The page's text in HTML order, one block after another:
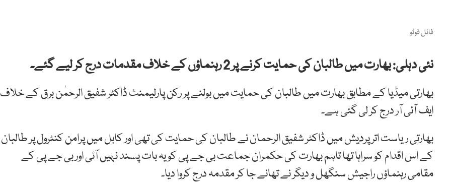
فائل فوٹو
نئی دہلی: بھارت میں طالبان کی حمایت کرنے پر 2 رہنماؤں کے خلاف مقدمات درج کر لیے گئے۔
بھارتی میڈیا کے مطابق بھارت میں طالبان کی حمایت میں بولنے پر رکن پارلیمنٹ ڈاکٹر شفیق الرحمٰن برق کے خلاف
ایف آئی آر درج کر لی گئی ہے۔
بھارتی ریاست اترپردیش میں ڈاکٹر شفیق الرحمان نے طالبان کی حمایت کی تھی اور کابل میں پرامن کنٹرول پر طالبان
کے اس اقدام کو سراہا تھا تاہم بھارت کی حکمران جماعت بی جے پی کو یہ بات پسند نہیں آئی اور بی جے پی کے
مقامی رہنماؤں راجیش سنگھل و دیگر نے تھانے جا کر مقدمہ درج کروا دیا۔